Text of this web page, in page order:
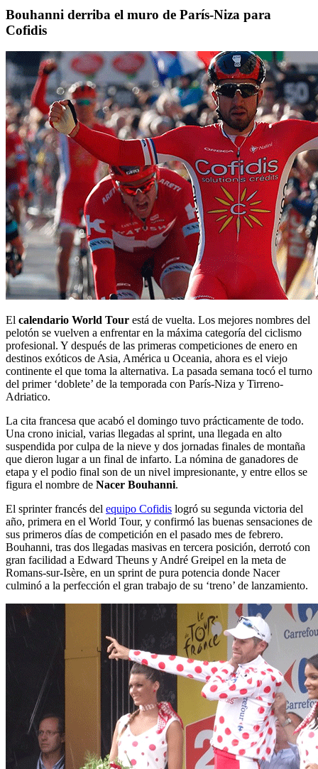
Bouhanni derriba el muro de París-Niza para
Cofidis
El calendario World Tour está de vuelta. Los mejores nombres del
pelotón se vuelven a enfrentar en la máxima categoría del ciclismo
profesional. Y después de las primeras competiciones de enero en
destinos exóticos de Asia, América u Oceania, ahora es el viejo
continente el que toma la alternativa. La pasada semana tocó el turno
del primer ‘doblete’ de la temporada con París-Niza y Tirreno-
Adriatico.
La cita francesa que acabó el domingo tuvo prácticamente de todo.
Una crono inicial, varias llegadas al sprint, una llegada en alto
suspendida por culpa de la nieve y dos jornadas finales de montaña
que dieron lugar a un final de infarto. La nómina de ganadores de
etapa y el podio final son de un nivel impresionante, y entre ellos se
figura el nombre de Nacer Bouhanni.
El sprinter francés del equipo Cofidis logró su segunda victoria del
año, primera en el World Tour, y confirmó las buenas sensaciones de
sus primeros días de competición en el pasado mes de febrero.
Bouhanni, tras dos llegadas masivas en tercera posición, derrotó con
gran facilidad a Edward Theuns y André Greipel en la meta de
Romans-sur-Isère, en un sprint de pura potencia donde Nacer
culminó a la perfección el gran trabajo de su ‘treno’ de lanzamiento.